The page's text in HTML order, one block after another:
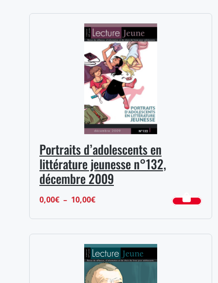
0,00€
à
10,00€
Portraits d’adolescents en
littérature jeunesse n°132,
décembre 2009
0,00€ – 10,00€Plage
0,00€
à
10,00€